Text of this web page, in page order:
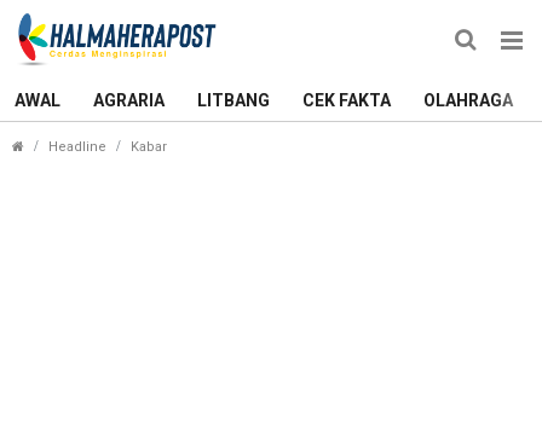
AWAL AGRARIA LITBANG CEK FAKTA OLAHRAGA
Headline Kabar